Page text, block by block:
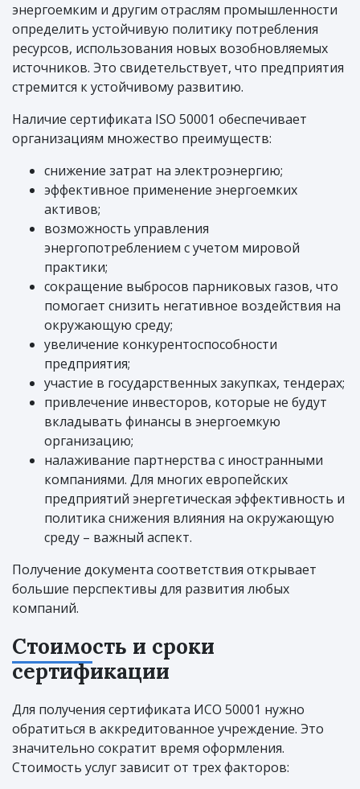
энергоемким и другим отраслям промышленности
определить устойчивую политику потребления
ресурсов, использования новых возобновляемых
источников. Это свидетельствует, что предприятия
стремится к устойчивому развитию.
Наличие сертификата ISO 50001 обеспечивает
организациям множество преимуществ:
снижение затрат на электроэнергию;
эффективное применение энергоемких
активов;
возможность управления
энергопотреблением с учетом мировой
практики;
сокращение выбросов парниковых газов, что
помогает снизить негативное воздействия на
окружающую среду;
увеличение конкурентоспособности
предприятия;
участие в государственных закупках, тендерах;
привлечение инвесторов, которые не будут
вкладывать финансы в энергоемкую
организацию;
налаживание партнерства с иностранными
компаниями. Для многих европейских
предприятий энергетическая эффективность и
политика снижения влияния на окружающую
среду – важный аспект.
Получение документа соответствия открывает
большие перспективы для развития любых
компаний.
Стоимость и сроки
сертификации
Для получения сертификата ИСО 50001 нужно
обратиться в аккредитованное учреждение. Это
значительно сократит время оформления.
Стоимость услуг зависит от трех факторов: